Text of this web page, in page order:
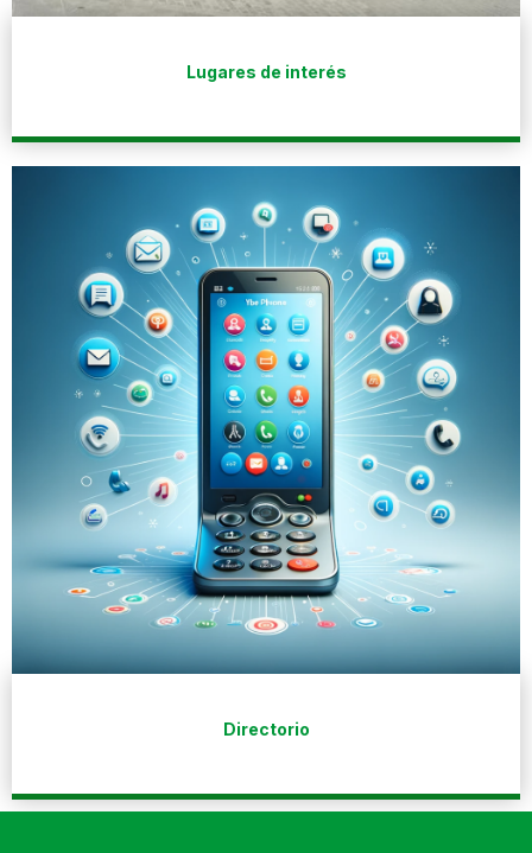
Lugares de interés
Directorio